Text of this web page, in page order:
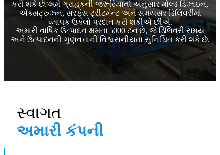
કરી શકે છે.અમે ગ્રાહકની જરૂરિયાતો અનુસાર મોલ્ડ ડિઝાઇન,
એક્સટ્રુઝન, સરફેસ ટ્રીટમેન્ટ અને સમયસર ડિલિવરીમાં
વ્યાપક ઉકેલો પ્રદાન કરી શકીએ છીએ.
અમારી વાર્ષિક ઉત્પાદન ક્ષમતા 5000 ટન છે, જે ડિલિવરી સમય
અને ઉત્પાદનની ગુણવત્તાની વિશ્વસનીયતા સુનિશ્ચિત કરી શકે છે.
સ્વાગત
અમારી કંપની